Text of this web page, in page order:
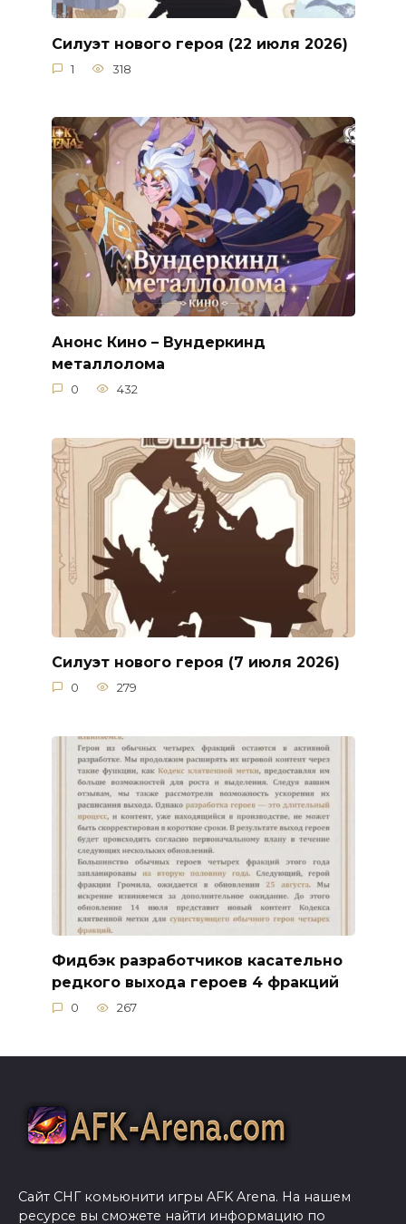
Силуэт нового героя (22 июля 2026)
1 318
Анонс Кино – Вундеркинд
металлолома
0 432
Силуэт нового героя (7 июля 2026)
0 279
Фидбэк разработчиков касательно
редкого выхода героев 4 фракций
0 267
Сайт СНГ комьюнити игры AFK Arena. На нашем
ресурсе вы сможете найти информацию по